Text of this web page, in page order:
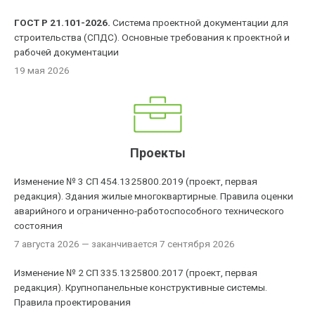
ГОСТ Р 21.101-2026. Система проектной документации для
строительства (СПДС). Основные требования к проектной и
рабочей документации
19 мая 2026
Проекты
Изменение № 3 СП 454.1325800.2019 (проект, первая
редакция). Здания жилые многоквартирные. Правила оценки
аварийного и ограниченно-работоспособного технического
состояния
7 августа 2026 — заканчивается 7 сентября 2026
Изменение № 2 СП 335.1325800.2017 (проект, первая
редакция). Крупнопанельные конструктивные системы.
Правила проектирования